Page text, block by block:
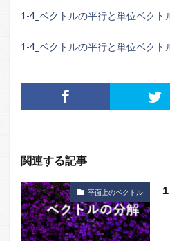
1-4_ベクトルの平行と単位ベクト
1-4_ベクトルの平行と単位ベクト
関連する記事
平面上のベクトル